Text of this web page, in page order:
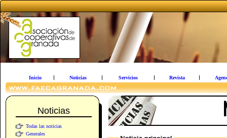
Inicio Noticias Servicios Revista
Noticias
Todas las noticias
Generales